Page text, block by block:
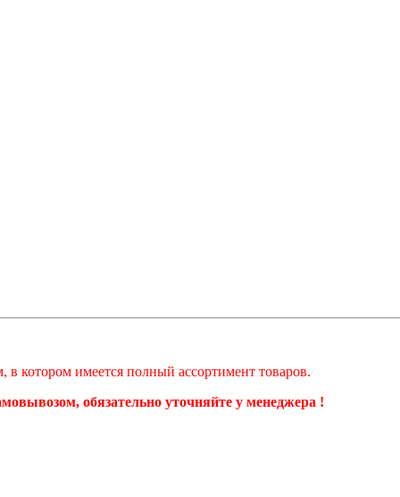
котором имеется полный ассортимент товаров.
обязательно уточняйте у менеджера !